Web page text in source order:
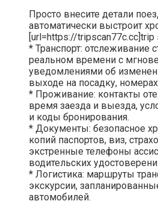
Просто внесите детали
автоматически выстроит
[url=https://tripscan77c.cc]trip
* Транспорт: отслеживание
реальном времени с
уведомлениями об
выходе на посадку,
* Проживание: контакты
время заезда и выезда,
и коды бронирования.
* Документы: безопасное
копий паспортов, виз,
экстренные телефоны
водительских
* Логистика: маршруты
экскурсии,
автомобилей.